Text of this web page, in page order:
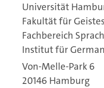
Universität
Fakultät für
Fachbereich
Institut für
Von-Melle-Park 6
20146 Hamburg